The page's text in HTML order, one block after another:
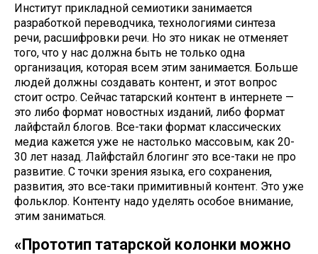
Институт прикладной семиотики занимается
разработкой переводчика, технологиями синтеза
речи, расшифровки речи. Но это никак не отменяет
того, что у нас должна быть не только одна
организация, которая всем этим занимается. Больше
людей должны создавать контент, и этот вопрос
стоит остро. Сейчас татарский контент в интернете —
это либо формат новостных изданий, либо формат
лайфстайл блогов. Все-таки формат классических
медиа кажется уже не настолько массовым, как 20-
30 лет назад. Лайфстайл блогинг это все-таки не про
развитие. С точки зрения языка, его сохранения,
развития, это все-таки примитивный контент. Это уже
фольклор. Контенту надо уделять особое внимание,
этим заниматься.
«Прототип татарской колонки можно